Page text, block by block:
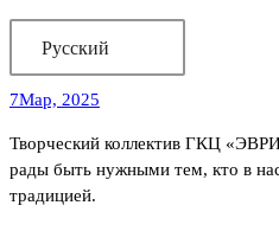
Русский
7Мар, 2025
Творческий коллектив ГКЦ
рады быть нужными тем, кто в
традицией.